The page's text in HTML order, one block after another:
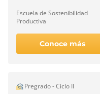
Escuela de Sostenibilidad
Productiva
Conoce más
Pregrado - Ciclo II